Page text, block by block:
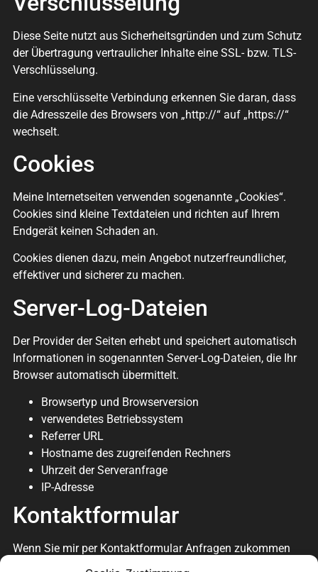
Diese Seite nutzt aus Sicherheitsgründen und zum Schutz
der Übertragung vertraulicher Inhalte eine SSL- bzw. TLS-
Verschlüsselung.
Eine verschlüsselte Verbindung erkennen Sie daran, dass
die Adresszeile des Browsers von „http://“ auf „https://“
wechselt.
Cookies
Meine Internetseiten verwenden sogenannte „Cookies“.
Cookies sind kleine Textdateien und richten auf Ihrem
Endgerät keinen Schaden an.
Cookies dienen dazu, mein Angebot nutzerfreundlicher,
effektiver und sicherer zu machen.
Server-Log-Dateien
Der Provider der Seiten erhebt und speichert automatisch
Informationen in sogenannten Server-Log-Dateien, die Ihr
Browser automatisch übermittelt.
Browsertyp und Browserversion
verwendetes Betriebssystem
Referrer URL
Hostname des zugreifenden Rechners
Uhrzeit der Serveranfrage
IP-Adresse
Kontaktformular
Wenn Sie mir per Kontaktformular Anfragen zukommen
lassen, werden Ihre Angaben aus dem Anfrageformular